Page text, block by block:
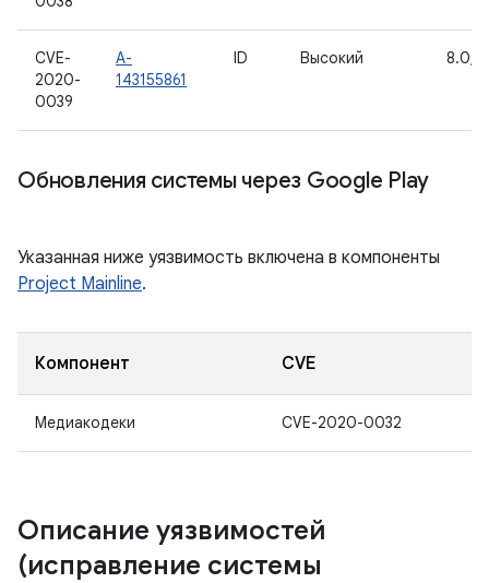
CVE-
2020-
0039
A-
143155861
ID Высокий 8.0,
Обновления системы через Google Play
Указанная ниже уязвимость включена в компоненты
Project Mainline.
Компонент CVE
Медиакодеки CVE-2020-0032
Описание уязвимостей
(исправление системы